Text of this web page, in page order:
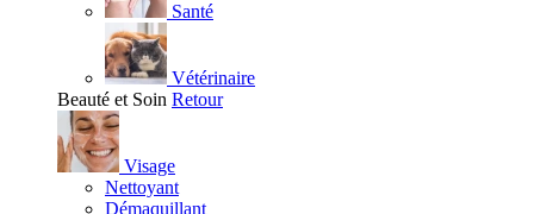
Santé
Vétérinaire
Beauté et Soin Retour
Visage
Nettoyant
Démaquillant